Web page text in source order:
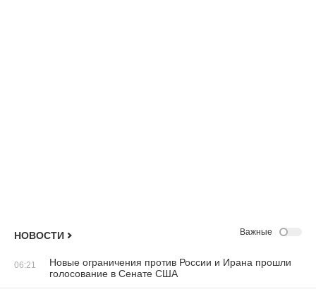
НОВОСТИ Важные
06:21
Новые ограничения против России и Ирана прошли
голосование в Сенате США